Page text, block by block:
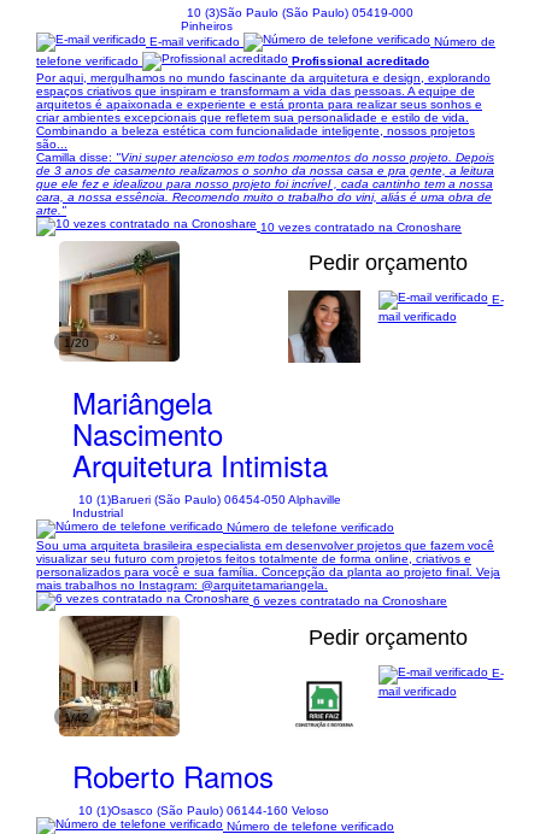
10 (3)São Paulo (São Paulo) 05419-000
Pinheiros
E-mail verificado
Número de
telefone verificado
Profissional acreditado
Por aqui, mergulhamos no mundo fascinante da arquitetura e design, explorando
espaços criativos que inspiram e transformam a vida das pessoas. A equipe de
arquitetos é apaixonada e experiente e está pronta para realizar seus sonhos e
criar ambientes excepcionais que refletem sua personalidade e estilo de vida.
Combinando a beleza estética com funcionalidade inteligente, nossos projetos
são...
Camilla disse: "Vini super atencioso em todos momentos do nosso projeto. Depois
de 3 anos de casamento realizamos o sonho da nossa casa e pra gente, a leitura
que ele fez e idealizou para nosso projeto foi incrível , cada cantinho tem a nossa
cara, a nossa essência. Recomendo muito o trabalho do vini, aliás é uma obra de
arte."
10 vezes contratado na Cronoshare
1/20
Pedir orçamento
Mariângela
Nascimento
Arquitetura Intimista
10 (1)Barueri (São Paulo) 06454-050 Alphaville
Industrial
E-
mail verificado
Número de telefone verificado
Sou uma arquiteta brasileira especialista em desenvolver projetos que fazem você
visualizar seu futuro com projetos feitos totalmente de forma online, criativos e
personalizados para você e sua família. Concepção da planta ao projeto final. Veja
mais trabalhos no Instagram: @arquitetamariangela.
6 vezes contratado na Cronoshare
1/42
Pedir orçamento
Roberto Ramos
10 (1)Osasco (São Paulo) 06144-160 Veloso
E-
mail verificado
Número de telefone verificado